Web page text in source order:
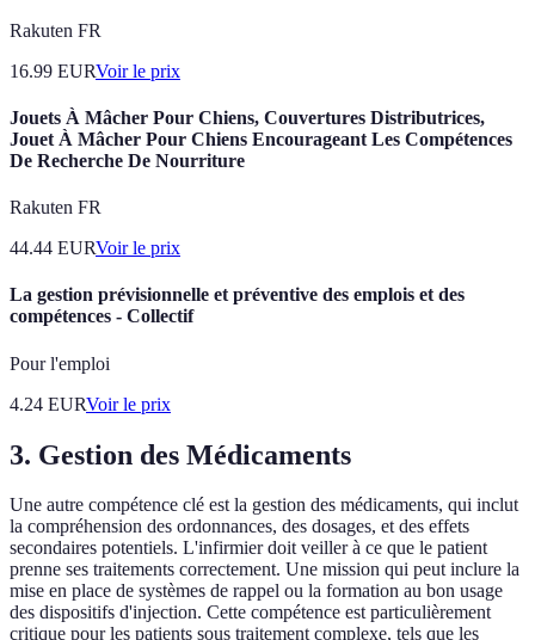
Rakuten FR
16.99 EURVoir le prix
Jouets À Mâcher Pour Chiens, Couvertures Distributrices,
Jouet À Mâcher Pour Chiens Encourageant Les Compétences
De Recherche De Nourriture
Rakuten FR
44.44 EURVoir le prix
La gestion prévisionnelle et préventive des emplois et des
compétences - Collectif
Pour l'emploi
4.24 EURVoir le prix
3. Gestion des Médicaments
Une autre compétence clé est la gestion des médicaments, qui inclut
la compréhension des ordonnances, des dosages, et des effets
secondaires potentiels. L'infirmier doit veiller à ce que le patient
prenne ses traitements correctement. Une mission qui peut inclure la
mise en place de systèmes de rappel ou la formation au bon usage
des dispositifs d'injection. Cette compétence est particulièrement
critique pour les patients sous traitement complexe, tels que les